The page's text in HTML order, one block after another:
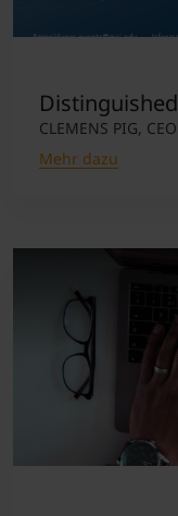
CLEMENS PIG,
Mehr dazu